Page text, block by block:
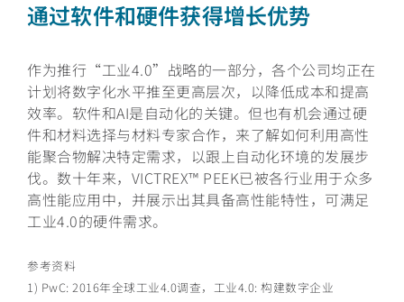
通过软件和硬件获得增长优势
作为推行“工业4.0”战略的一部分，各个公司均正在
计划将数字化水平推至更高层次，以降低成本和提高
效率。软件和AI是自动化的关键。但也有机会通过硬
件和材料选择与材料专家合作，来了解如何利用高性
能聚合物解决特定需求，以跟上自动化环境的发展步
伐。数十年来，VICTREX™ PEEK已被各行业用于众多
高性能应用中，并展示出其具备高性能特性，可满足
工业4.0的硬件需求。
参考资料
1) PwC: 2016年全球工业4.0调查，工业4.0: 构建数字企业